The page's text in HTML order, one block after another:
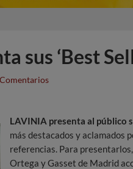
sus ‘Best
Comentarios
LAVINIA presenta al público
más destacados y aclamados
referencias. Para
Ortega y Gasset de Madrid